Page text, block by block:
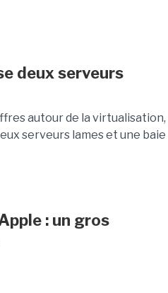
deux serveurs
autour de la virtualisation,
serveurs lames et une baie
: un gros